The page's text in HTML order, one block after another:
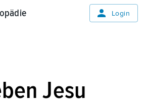
Login
Jesu